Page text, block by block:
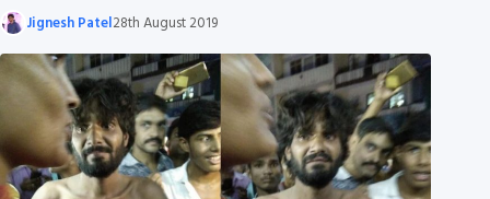
Jignesh Patel28th August 2019